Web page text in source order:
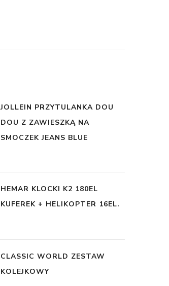
JOLLEIN PRZYTULANKA DOU
DOU Z ZAWIESZKĄ NA
SMOCZEK JEANS BLUE
HEMAR KLOCKI K2 180EL
KUFEREK + HELIKOPTER 16EL.
CLASSIC WORLD ZESTAW
KOLEJKOWY